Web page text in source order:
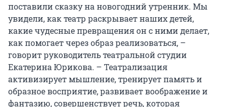
поставили сказку на новогодний утренник. Мы
увидели, как театр раскрывает наших детей,
какие чудесные превращения он с ними делает,
как помогает через образ реализоваться, –
говорит руководитель театральной студии
Екатерина Юрикова. – Театрализация
активизирует мышление, тренирует память и
образное восприятие, развивает воображение и
фантазию, совершенствует речь, которая